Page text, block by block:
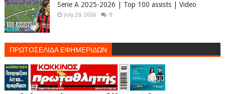
Serie A 2025-2026 | Top 100 assists | Video
July 29, 2026 0
ΠΡΩΤΟΣΕΛΙΔΑ ΕΦΗΜΕΡΙΔΩΝ